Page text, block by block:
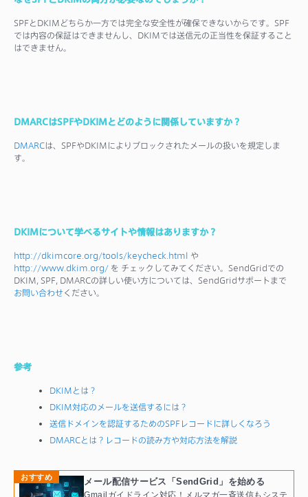
SPFとDKIMどちらか一方では完全な安全性が確保できないからです。SPF
では内容の保証はできませんし、DKIMでは送信元の正当性を保証すること
はできません。
DMARCはSPFやDKIMとどのように関係していますか？
DMARCは、SPFやDKIMによりブロックされたメールの扱いを規定しま
す。
DKIMについて学べるサイトや情報はありますか？
http://dkimcore.org/tools/keycheck.html や
http://www.dkim.org/ を チェックしてみてください。SendGridでの
DKIM, SPF, DMARCの詳しい使い方については、SendGridサポートまで
お問い合わせください。
参考
DKIMとは？
DKIM対応のメールを送信するには？
送信ドメインを認証するためのSPFレコードに詳しくなろう
DMARCとは？レコードの読み方や対応方法を解説
おすすめ
メール配信サービス「SendGrid」を始める